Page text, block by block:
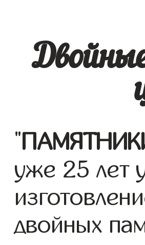
"
уже 25 лет
двойных